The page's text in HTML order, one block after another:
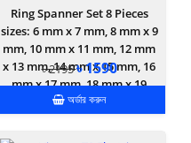
Ring Spanner Set 8 Pieces
sizes: 6 mm x 7 mm, 8 mm x 9
mm, 10 mm x 11 mm, 12 mm
x 13 mm, 14 mm x 15 mm, 16
mm x 17 mm, 18 mm x 19
mm, and 20 mm x 22 mm
৳ 2195৳ 1590
অর্ডার করুন